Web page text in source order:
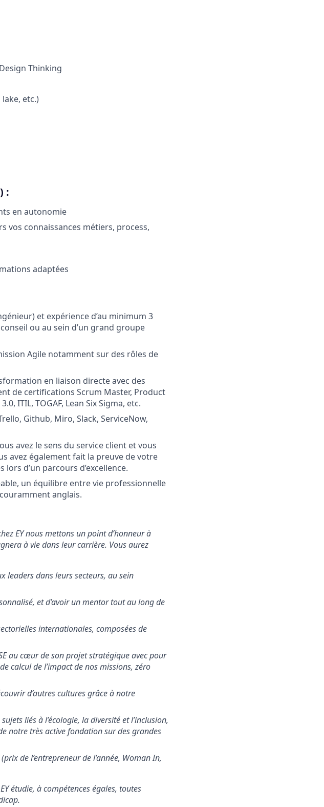
Thinking
etc.)
:
en autonomie
vos connaissances métiers, process,
adaptées
et expérience d’au minimum 3
ou au sein d’un grand groupe
Agile notamment sur des rôles de
en liaison directe avec des
de certifications Scrum Master, Product
ITIL, TOGAF, Lean Six Sigma, etc.
Github, Miro, Slack, ServiceNow,
avez le sens du service client et vous
avez également fait la preuve de votre
d’un parcours d’excellence.
un équilibre entre vie professionnelle
anglais.
EY nous mettons un point d’honneur à
à vie dans leur carrière. Vous aurez
leaders dans leurs secteurs, au sein
et d’avoir un mentor tout au long de
internationales, composées de
au cœur de son projet stratégique avec pour
calcul de l’impact de nos missions, zéro
d’autres cultures grâce à notre
liés à l’écologie, la diversité et l’inclusion,
notre très active fondation sur des grandes
de l’entrepreneur de l’année, Woman In,
étudie, à compétences égales, toutes